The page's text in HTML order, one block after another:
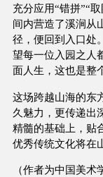
充分应用“错拼”“
间内营造了溪涧从
径，便回到入口处
望每一位入园之人
面人生，这也是整
这场跨越山海的东
久魅力，更传递出
精髓的基础上，贴
优秀传统文化将在
（作者为中国美